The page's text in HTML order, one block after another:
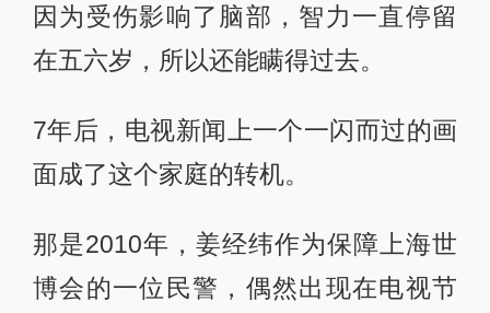
因为受伤影响了脑部，智力一直停留
在五六岁，所以还能瞒得过去。
7年后，电视新闻上一个一闪而过的画
面成了这个家庭的转机。
那是2010年，姜经纬作为保障上海世
博会的一位民警，偶然出现在电视节